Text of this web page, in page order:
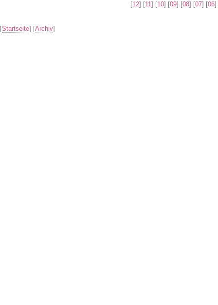
[12] [11] [10] [09] [08] [07] [06]
[Startseite] [Archiv]